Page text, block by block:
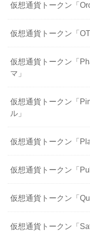
仮想通貨トークン「
仮想通貨トークン「
仮想通貨トークン「
マ」
仮想通貨トークン「
ル」
仮想通貨トークン「
仮想通貨トークン「
仮想通貨トークン「
仮想通貨トークン「